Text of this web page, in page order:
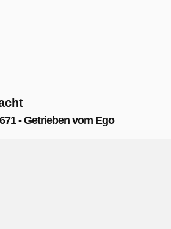
- Getrieben vom Ego